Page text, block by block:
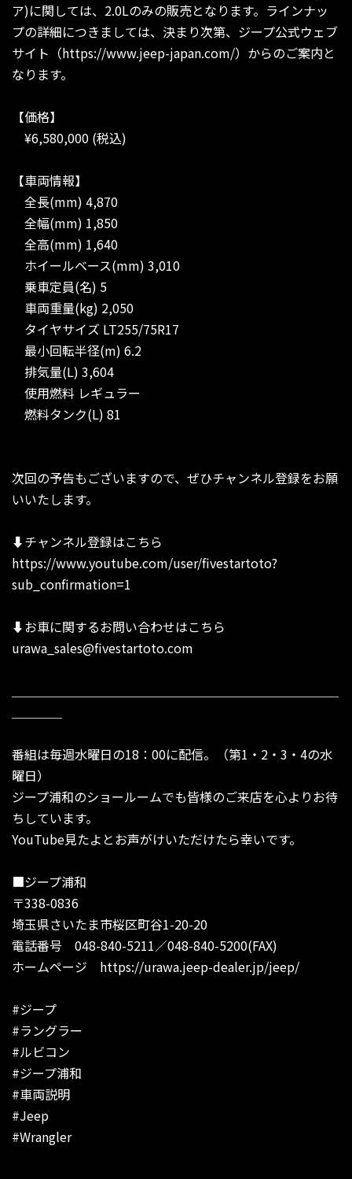
ア)に関しては、2.0Lのみの販売となります。ラインナッ
プの詳細につきましては、決まり次第、ジープ公式ウェブ
サイト（https://www.jeep-japan.com/）からのご案内と
なります。
【価格】
¥6,580,000 (税込)
【車両情報】
全長(mm) 4,870
全幅(mm) 1,850
全高(mm) 1,640
ホイールベース(mm) 3,010
乗車定員(名) 5
車両重量(kg) 2,050
タイヤサイズ LT255/75R17
最小回転半径(m) 6.2
排気量(L) 3,604
使用燃料 レギュラー
燃料タンク(L) 81
次回の予告もございますので、ぜひチャンネル登録をお願
いいたします。
⬇︎チャンネル登録はこちら
https://www.youtube.com/user/fivestartoto?
sub_confirmation=1
⬇︎お車に関するお問い合わせはこちら
urawa_sales@fivestartoto.com
番組は毎週水曜日の18：00に配信。（第1・2・3・4の水
曜日）
ジープ浦和のショールームでも皆様のご来店を心よりお待
ちしています。
YouTube見たよとお声がけいただけたら幸いです。
■ジープ浦和
〒338-0836
埼玉県さいたま市桜区町谷1-20-20
電話番号 048-840-5211／048-840-5200(FAX)
ホームページ https://urawa.jeep-dealer.jp/jeep/
#ジープ
#ラングラー
#ルビコン
#ジープ浦和
#車両説明
#Jeep
#Wrangler